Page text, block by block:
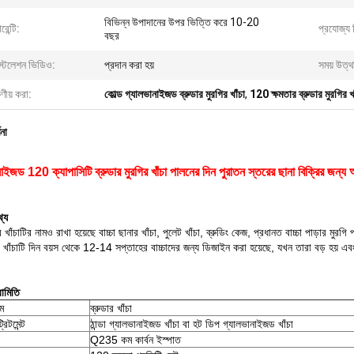
বিভিন্ন উপাদানের উপর ভিত্তি করে 10-20
বছর
প্রযোজ্য
ভিডিও: প্রদান করা হয় সময়
করা: কোল্ড গ্যালভানাইজড ব্রুডার মুরগির খাঁচা, 120 ক্ষমতার ব্রুডার মুরগির
120 ক্যাপাসিটি ব্রুডার মুরগির খাঁচা পালনের দিন পুরাতন স্তরের ছানা বিক্রির জন্য
নামও রাখা হয়েছে বাচ্চা ছানার খাঁচা, পুলেট খাঁচা, ব্রুডিং কেজ, প্রধানত বাচ্চা পাড়ার মুরগি
দিন বয়স থেকে 12-14 সপ্তাহের বাচ্চাদের জন্য ডিজাইন করা হয়েছে, যখন তারা বড় হয়
ব্রুডার খাঁচা
ঠান্ডা গ্যালভানাইজড খাঁচা বা হট ডিপ গ্যালভানাইজড খাঁচা
Q235 কম কার্বন ইস্পাত